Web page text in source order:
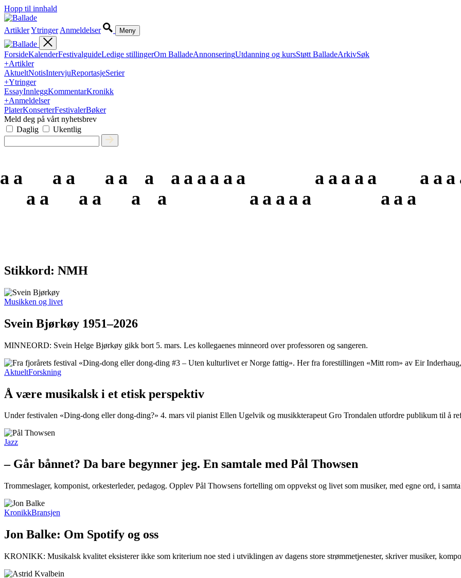
Hopp til innhald
ArtiklerYtringer Anmeldelser Meny
ForsideKalenderFestivalguideLedige stillingerOm BalladeAnnonseringUtdanning og kursStøtt BalladeArkivSøk
+Artikler
AktueltNotisIntervjuReportasjeSerier
+Ytringer
EssayInnleggKommentarKronikk
+Anmeldelser
PlaterKonserterFestivalerBøker
Meld deg på vårt nyhetsbrev
Daglig
Ukentlig
a
Stikkord: NMH
Musikken og livet
Svein Bjørkøy 1951–2026
MINNEORD: Svein Helge Bjørkøy gikk bort 5. mars. Les kollegaenes minneord over professoren og sangeren.
AktueltForskning
Å være musikalsk i et etisk perspektiv
Under festivalen «Ding-dong eller dong-ding?» 4. mars vil pianist Ellen Ugelvik og musikkterapeut Gro Trondalen utfordre publikum til å
Jazz
– Går bånnet? Da bare begynner jeg. En samtale med Pål Thowsen
Trommeslager, komponist, orkesterleder, pedagog. Opplev Pål Thowsens fortelling om oppvekst og livet som musiker, med egne ord, i
KronikkBransjen
Jon Balke: Om Spotify og oss
KRONIKK: Musikalsk kvalitet eksisterer ikke som kriterium noe sted i utviklingen av dagens store strømmetjenester, skriver musiker,